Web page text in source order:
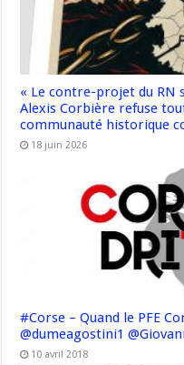
« Le contre-projet du RN
Alexis Corbière refuse
communauté historique
18 juin 2026
#Corse – Quand le PFE
@dumeagostini1
10 avril 2018